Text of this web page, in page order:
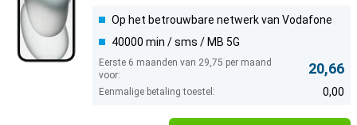
Op het betrouwbare netwerk van Vodafone
40000 min / sms / MB 5G
Eerste 6 maanden van 29,75 per maand
voor:
20,66
Eenmalige betaling toestel: 0,00